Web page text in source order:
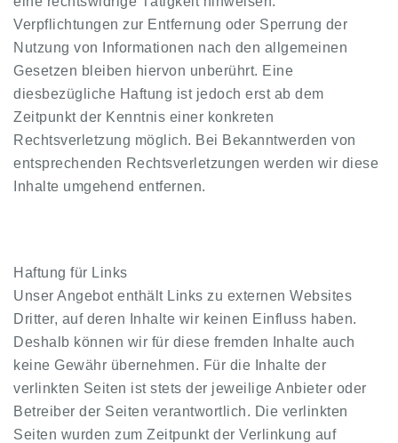
Verpflichtungen zur Entfernung oder Sperrung der
Nutzung von Informationen nach den allgemeinen
Gesetzen bleiben hiervon unberührt. Eine
diesbezügliche Haftung ist jedoch erst ab dem
Zeitpunkt der Kenntnis einer konkreten
Rechtsverletzung möglich. Bei Bekanntwerden von
entsprechenden Rechtsverletzungen werden wir diese
Inhalte umgehend entfernen.
Haftung für Links
Unser Angebot enthält Links zu externen Websites
Dritter, auf deren Inhalte wir keinen Einfluss haben.
Deshalb können wir für diese fremden Inhalte auch
keine Gewähr übernehmen. Für die Inhalte der
verlinkten Seiten ist stets der jeweilige Anbieter oder
Betreiber der Seiten verantwortlich. Die verlinkten
Seiten wurden zum Zeitpunkt der Verlinkung auf